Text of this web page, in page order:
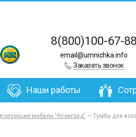
8(800)100-67-
email@umnichka.info
Заказать звонок
Наши работы
Коллекция мебели "Яслиград" — Тумба для